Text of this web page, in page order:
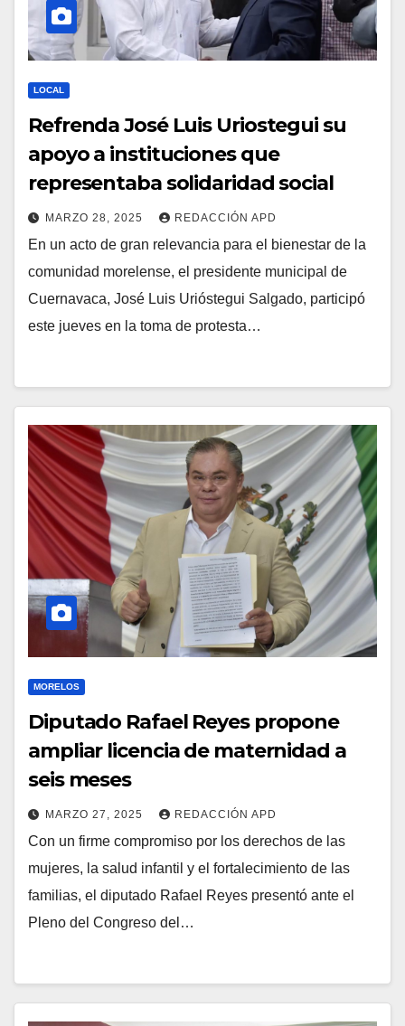
LOCAL
Refrenda José Luis Uriostegui su
apoyo a instituciones que
representaba solidaridad social
MARZO 28, 2025 REDACCIÓN APD
En un acto de gran relevancia para el bienestar de la
comunidad morelense, el presidente municipal de
Cuernavaca, José Luis Urióstegui Salgado, participó
este jueves en la toma de protesta…
MORELOS
Diputado Rafael Reyes propone
ampliar licencia de maternidad a
seis meses
MARZO 27, 2025 REDACCIÓN APD
Con un firme compromiso por los derechos de las
mujeres, la salud infantil y el fortalecimiento de las
familias, el diputado Rafael Reyes presentó ante el
Pleno del Congreso del…